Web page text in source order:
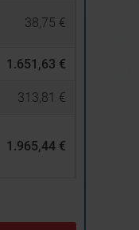
38,75 €
1.651,63 €
313,81 €
1.965,44 €